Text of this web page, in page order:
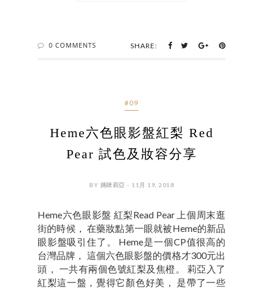
0 COMMENTS SHARE:
#09
Heme六色眼影盤紅梨 Red
Pear 試色及妝容分享
BY 媽咪莉亞 - 11月 19, 2018
Heme六色眼影盤 紅梨Read Pear 上個周末逛
街的時候， 在藥妝點第一眼就被Heme的新品
眼影盤吸引住了。 Heme是一個CP值很高的
台灣品牌， 這個六色眼影盤的價格才300元出
頭， 一共有兩個色號紅梨及焦橙。 莉亞入了
紅梨這一盤，覺得它顏色好美， 是帶了一些